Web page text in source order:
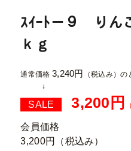
ｽｲｰﾄ－９ りん
ｋｇ
通常価格 3,240円 （税込み）の
SALE 3,200円
会員価格
3,200円
（税込み）